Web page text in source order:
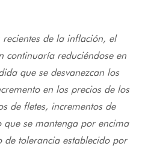
de la inflación, el
continuaría reduciéndose en
que se desvanezcan los
en los precios de los
de fletes, incrementos de
se mantenga por encima
tolerancia establecido por